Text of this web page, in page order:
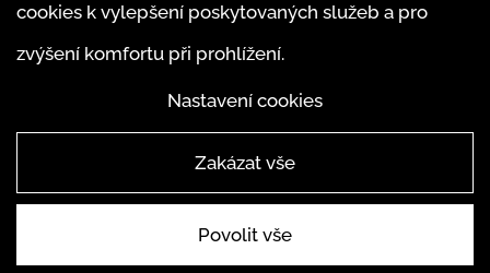
Famfulíkova 1143/13
182 00 Praha 8 – Kobylisy
cookies k vylepšení poskytovaných služeb a pro
zvýšení komfortu při prohlížení.
Nastavení cookies
Zakázat vše
Povolit vše